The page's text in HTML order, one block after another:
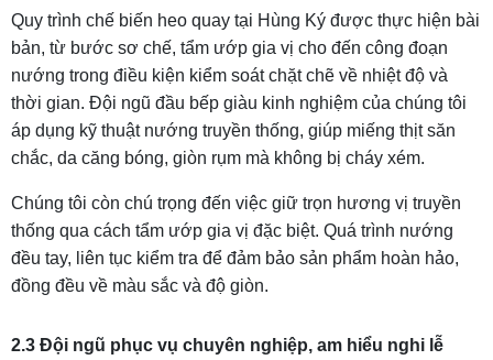
Quy trình chế biến heo quay tại Hùng Ký được thực hiện bài
bản, từ bước sơ chế, tẩm ướp gia vị cho đến công đoạn
nướng trong điều kiện kiểm soát chặt chẽ về nhiệt độ và
thời gian. Đội ngũ đầu bếp giàu kinh nghiệm của chúng tôi
áp dụng kỹ thuật nướng truyền thống, giúp miếng thịt săn
chắc, da căng bóng, giòn rụm mà không bị cháy xém.
Chúng tôi còn chú trọng đến việc giữ trọn hương vị truyền
thống qua cách tẩm ướp gia vị đặc biệt. Quá trình nướng
đều tay, liên tục kiểm tra để đảm bảo sản phẩm hoàn hảo,
đồng đều về màu sắc và độ giòn.
2.3 Đội ngũ phục vụ chuyên nghiệp, am hiểu nghi lễ